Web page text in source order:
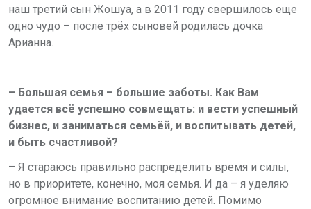
наш третий сын Жошуа, а в 2011 году свершилось еще
одно чудо – после трёх сыновей родилась дочка
Арианна.
– Большая семья – большие заботы. Как Вам
удается всё успешно совмещать: и вести успешный
бизнес, и заниматься семьёй, и воспитывать детей,
и быть счастливой?
– Я стараюсь правильно распределить время и силы,
но в приоритете, конечно, моя семья. И да – я уделяю
огромное внимание воспитанию детей. Помимо